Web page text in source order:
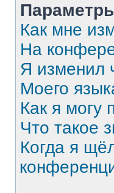
Как мне
На
Я изменил
Моего
Как я могу
Что такое
Когда я